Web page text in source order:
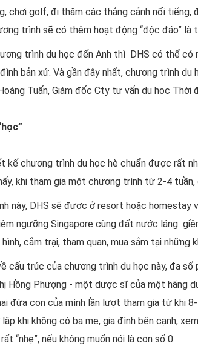
chơi golf, đi thăm các thắng cảnh nổi tiếng,
trình sẽ có thêm hoạt động “độc đáo”
trình du học đến Anh thì DHS có thể có
bản xứ. Và gần đây nhất, chương trình
Tuấn, Giám đốc Cty tư vấn du học Thời
kế chương trình du học hè chuẩn được rất
khi tham gia một chương trình từ 2-4
này, DHS sẽ được ở resort hoặc homestay
ngưỡng Singapore cùng đất nước láng
cắm trại, tham quan, mua sắm tại
cấu trúc của chương trình du học này, đa số
Hồng Phượng - một dược sĩ của một hãng
đứa con của mình lần lượt tham gia từ khi
khi không có ba mẹ, gia đình bên cạnh,
“nhẹ”, nếu không muốn nói là con số 0.